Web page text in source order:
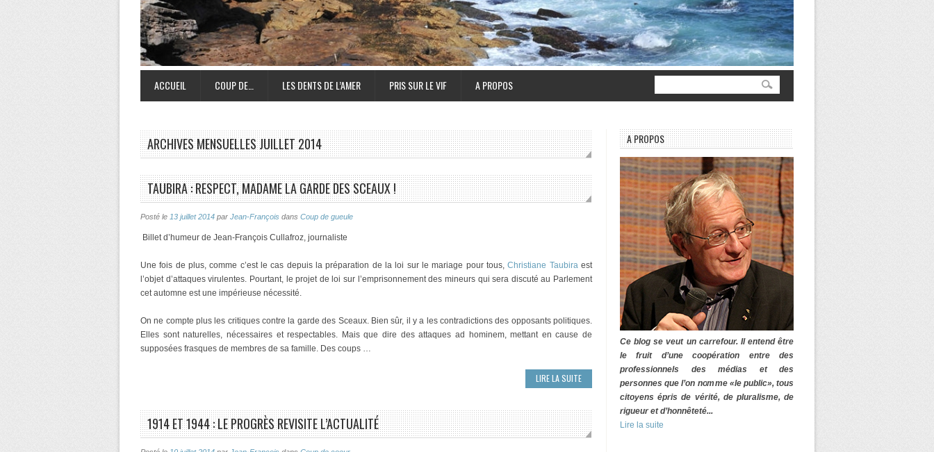
ACCUEIL COUP DE… LES DENTS DE L’AMER PRIS SUR LE VIF A PROPOS
ARCHIVES MENSUELLESJUILLET 2014
TAUBIRA : RESPECT, MADAME LA GARDE DES SCEAUX !
Posté le 13 juillet 2014 par Jean-François dans Coup de gueule
Billet d’humeur de Jean-François Cullafroz, journaliste
Une fois de plus, comme c’est le cas depuis la préparation de la loi sur le mariage pour tous,Christiane Taubiraest
l’objet d’attaques virulentes. Pourtant, le projet de loi sur l’emprisonnement des mineurs qui sera discuté au Parlement
cet automne est une impérieuse nécessité.
On ne compte plus les critiques contre la garde des Sceaux. Bien sûr, il y a les contradictions des opposants politiques.
Elles sont naturelles, nécessaires et respectables. Mais que dire des attaques ad hominem, mettant en cause de
supposées frasques de membres de sa famille. Des coups …
LIRE LA SUITE
1914 ET 1944 : LE PROGRÈS REVISITE L’ACTUALITÉ
A PROPOS
Ce blog se veut un carrefour. Il entend être
le fruit d’une coopération entre des
professionnels des médias et des
personnes que l’on nomme «le public», tous
citoyens épris de vérité, de pluralisme, de
rigueur et d’honnêteté...
Lire la suite